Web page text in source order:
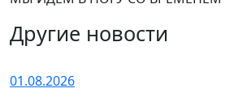
Другие новости
01.08.2026